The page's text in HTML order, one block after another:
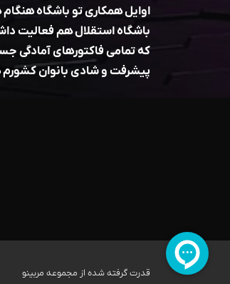
اوایل همکاری تو باشگاه
باشگاه استقلال هم فعالیت
که تمامی فاکتورهای آمادگی
پیشرفت و شادی بانوان
قدرت گرفته شده از مجموعه مربینو